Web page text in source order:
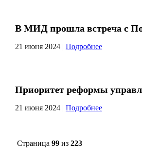
В МИД прошла встреча с
21 июня 2024 | Подробнее
Приоритет реформы
21 июня 2024 | Подробнее
Страница 99 из 223